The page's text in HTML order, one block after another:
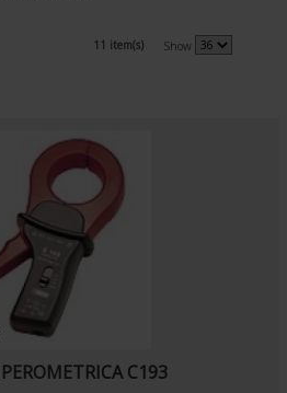
11 item(s) Show
C193